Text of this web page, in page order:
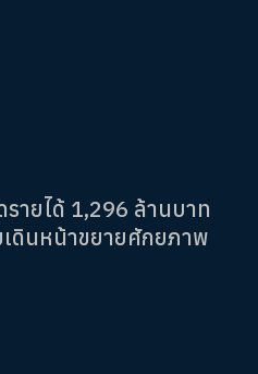
ายได้ 1,296 ล้านบาท
ดินหน้าขยายศักยภาพ